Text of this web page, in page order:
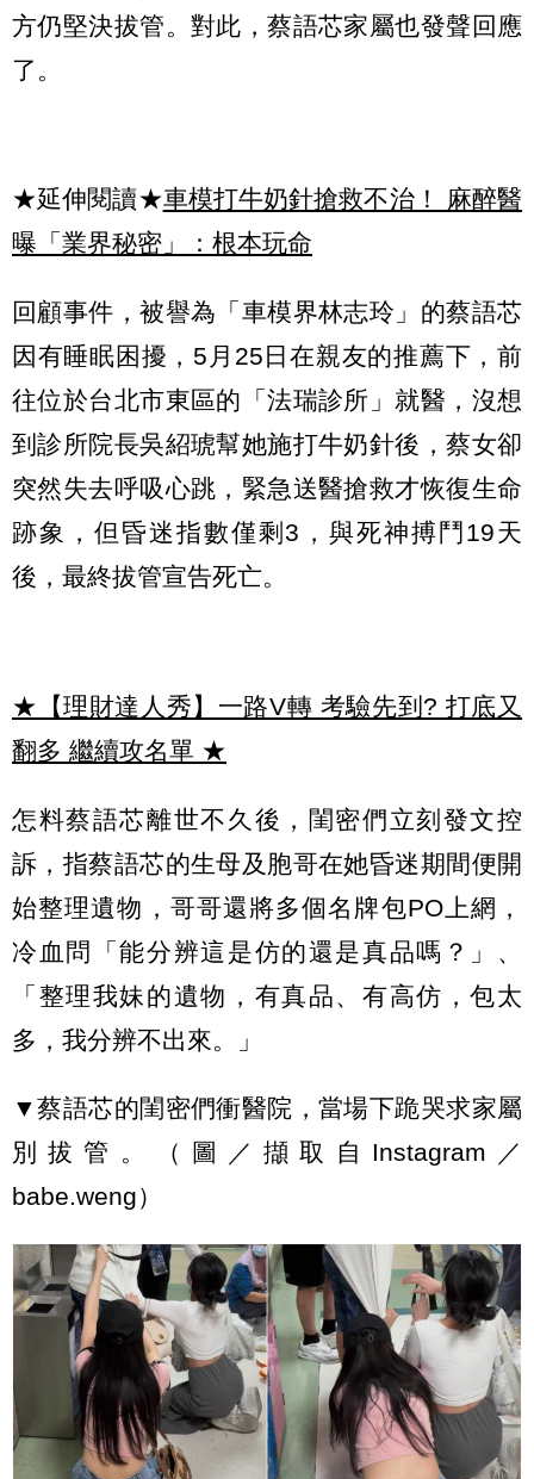
方仍堅決拔管。對此，蔡語芯家屬也發聲回應
了。
★延伸閱讀★車模打牛奶針搶救不治！ 麻醉醫
曝「業界秘密」：根本玩命
回顧事件，被譽為「車模界林志玲」的蔡語芯
因有睡眠困擾，5月25日在親友的推薦下，前
往位於台北市東區的「法瑞診所」就醫，沒想
到診所院長吳紹琥幫她施打牛奶針後，蔡女卻
突然失去呼吸心跳，緊急送醫搶救才恢復生命
跡象，但昏迷指數僅剩3，與死神搏鬥19天
後，最終拔管宣告死亡。
★【理財達人秀】一路V轉 考驗先到? 打底又
翻多 繼續攻名單 ★
怎料蔡語芯離世不久後，閨密們立刻發文控
訴，指蔡語芯的生母及胞哥在她昏迷期間便開
始整理遺物，哥哥還將多個名牌包PO上網，
冷血問「能分辨這是仿的還是真品嗎？」、
「整理我妹的遺物，有真品、有高仿，包太
多，我分辨不出來。」
▼蔡語芯的閨密們衝醫院，當場下跪哭求家屬
別拔管。（圖／擷取自Instagram／
babe.weng）